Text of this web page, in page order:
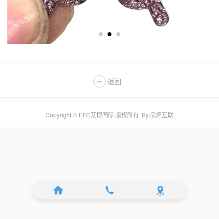
返回
Copyright © EFC艾博国际 版权所有 By:品拓互联